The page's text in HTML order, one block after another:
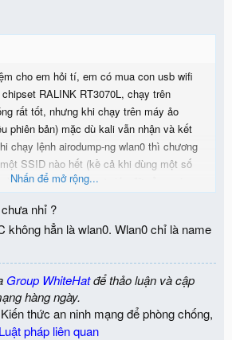
cho em hỏi tí, em có mua con usb wifi
RALINK RT3070L, chạy trên
rất tốt, nhưng khi chạy trên máy ảo
phiên bản) mặc dù kali vẫn nhận và kết
chạy lệnh airodump-ng wlan0 thì chương
SSID nào hết (kề cả khi dùng một số
. Rất mong được sự giúp đỡ của mọi
Nhấn để mở rộng...
nhỉ ?
không hẳn là wlan0. Wlan0 chỉ là name
Group WhiteHatđể thảo luận và cập
hàng ngày.
Kiến thức an ninh mạng để phòng chống,
Luật pháp liên quan